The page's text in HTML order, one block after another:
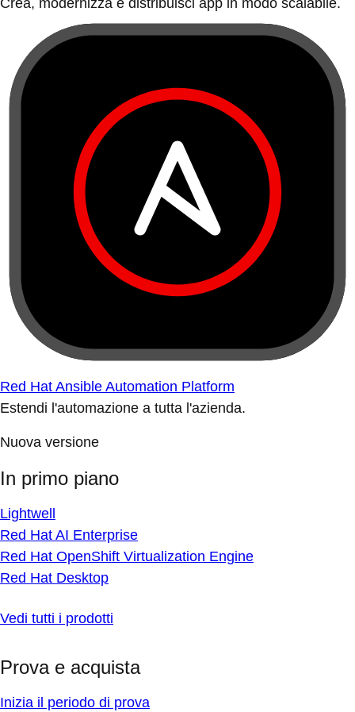
Crea, modernizza e distribuisci app in modo scalabile.
Red Hat Ansible Automation Platform
Estendi l'automazione a tutta l'azienda.
Nuova versione
In primo piano
Lightwell
Red Hat AI Enterprise
Red Hat OpenShift Virtualization Engine
Red Hat Desktop
Vedi tutti i prodotti
Prova e acquista
Inizia il periodo di prova